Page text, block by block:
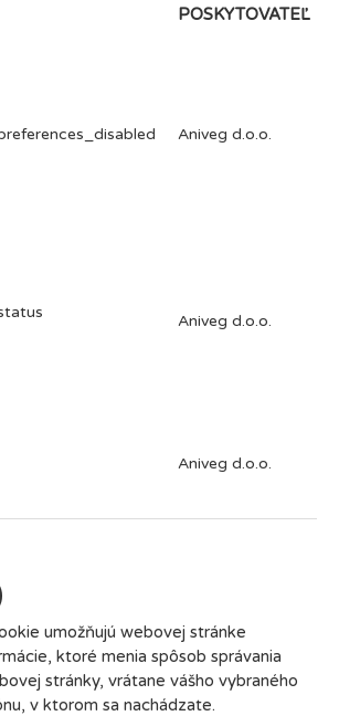
POSKYTOVATEĽ
Aniveg d.o.o.
Aniveg d.o.o.
Aniveg d.o.o.
umožňujú webovej stránke
ktoré menia spôsob správania
stránky, vrátane vášho vybraného
v ktorom sa nachádzate.